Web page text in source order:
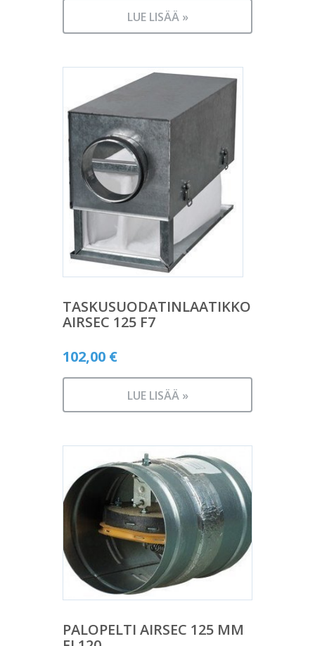
LUE LISÄÄ »
TASKUSUODATINLAATIKKO
AIRSEC 125 F7
102,00 €
LUE LISÄÄ »
PALOPELTI AIRSEC 125 MM